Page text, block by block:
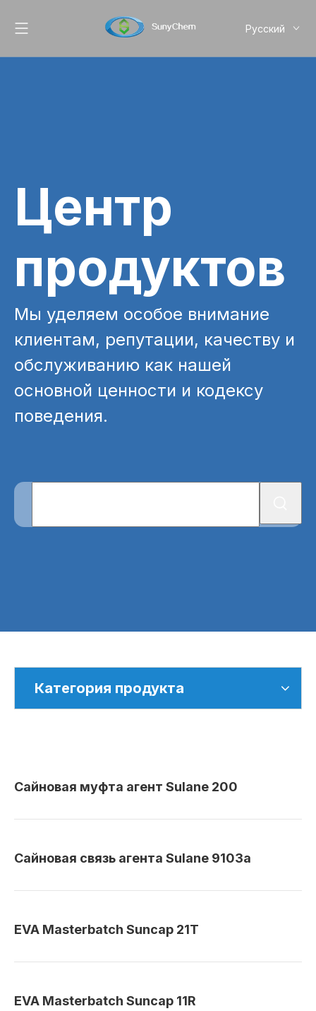
Pусский
Центр
продуктов
Мы уделяем особое внимание
клиентам, репутации, качеству и
обслуживанию как нашей
основной ценности и кодексу
поведения.
Категория продукта
Сайновая муфта агент Sulane 200
Сайновая связь агента Sulane 9103a
EVA Masterbatch Suncap 21T
EVA Masterbatch Suncap 11R